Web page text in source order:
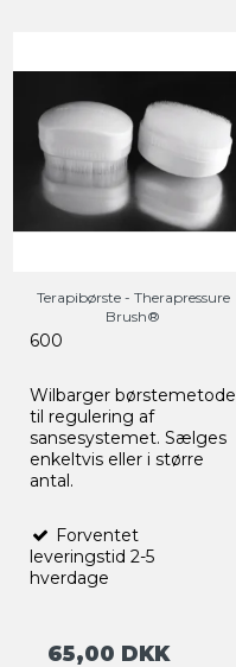
Terapibørste - Therapressure
Brush®
600
Wilbarger børstemetode
til regulering af
sansesystemet. Sælges
enkeltvis eller i større
antal.
Forventet
leveringstid 2-5
hverdage
65,00 DKK